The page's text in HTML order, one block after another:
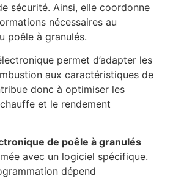
sécurité. Ainsi, elle coordonne
nécessaires au
poêle à granulés.
permet d’adapter les
aux caractéristiques de
donc à optimiser les
et le rendement
de poêle à granulés
avec un logiciel spécifique.
dépend